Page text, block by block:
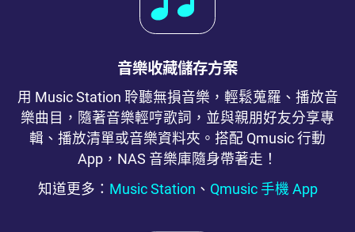
音樂收藏儲存方案
用 Music Station 聆聽無損音樂，輕鬆蒐羅、播放音
樂曲目，隨著音樂輕哼歌詞，並與親朋好友分享專
輯、播放清單或音樂資料夾。搭配 Qmusic 行動
App，NAS 音樂庫隨身帶著走！
知道更多： Music Station 、 Qmusic 手機 App